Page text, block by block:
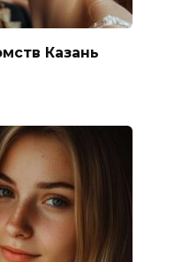
Казань